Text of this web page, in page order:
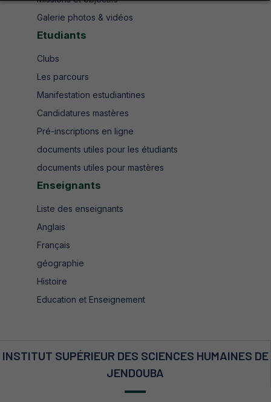
Galerie photos & vidéos
Etudiants
Clubs
Les parcours
Manifestation estudiantines
Candidatures mastères
Pré-inscriptions en ligne
documents utiles pour les étudiants
documents utiles pour mastères
Enseignants
Liste des enseignants
Anglais
Français
géographie
Histoire
Education et Enseignement
INSTITUT SUPÉRIEUR DES SCIENCES HUMAINES DE
JENDOUBA